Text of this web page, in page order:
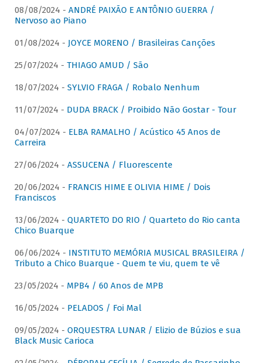
08/08/2024 - ANDRÉ PAIXÃO E ANTÔNIO GUERRA /
Nervoso ao Piano
01/08/2024 - JOYCE MORENO / Brasileiras Canções
25/07/2024 - THIAGO AMUD / São
18/07/2024 - SYLVIO FRAGA / Robalo Nenhum
11/07/2024 - DUDA BRACK / Proibido Não Gostar - Tour
04/07/2024 - ELBA RAMALHO / Acústico 45 Anos de
Carreira
27/06/2024 - ASSUCENA / Fluorescente
20/06/2024 - FRANCIS HIME E OLIVIA HIME / Dois
Franciscos
13/06/2024 - QUARTETO DO RIO / Quarteto do Rio canta
Chico Buarque
06/06/2024 - INSTITUTO MEMÓRIA MUSICAL BRASILEIRA /
Tributo a Chico Buarque - Quem te viu, quem te vê
23/05/2024 - MPB4 / 60 Anos de MPB
16/05/2024 - PELADOS / Foi Mal
09/05/2024 - ORQUESTRA LUNAR / Elizio de Búzios e sua
Black Music Carioca